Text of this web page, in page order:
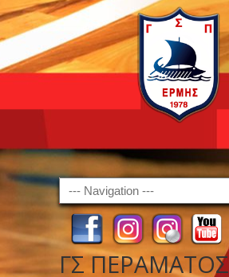
Navigation
ΓΣ ΠΕΡΑΜΑΤΟΣ